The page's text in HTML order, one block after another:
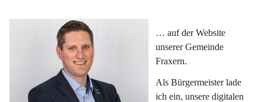
… auf der Website
unserer Gemeinde
Fraxern.
Als Bürgermeister lade
ich ein, unsere digitalen